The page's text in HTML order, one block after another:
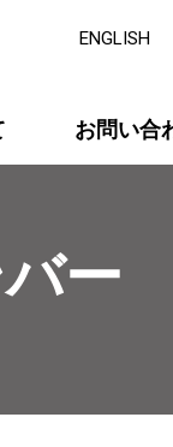
ENGLISH
お問い合
ー